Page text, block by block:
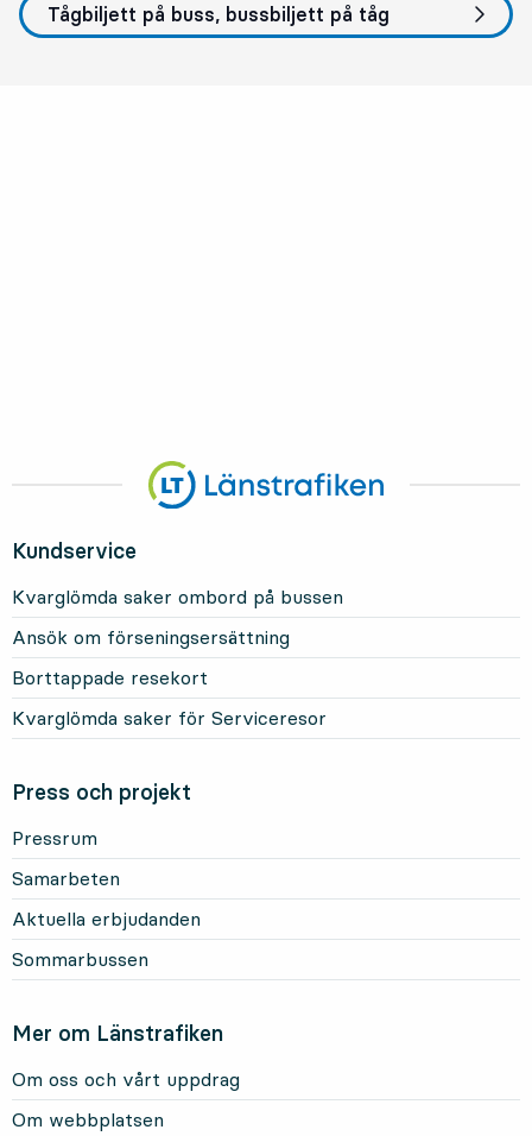
Tågbiljett på buss, bussbiljett på tåg
Kundservice
Kvarglömda saker ombord på bussen
Ansök om förseningsersättning
Borttappade resekort
Kvarglömda saker för Serviceresor
Press och projekt
Pressrum
Samarbeten
Aktuella erbjudanden
Sommarbussen
Mer om Länstrafiken
Om oss och vårt uppdrag
Om webbplatsen